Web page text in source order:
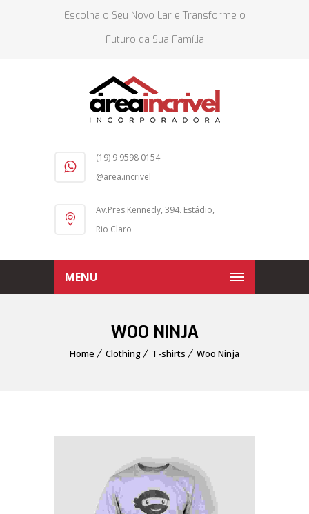
Escolha o Seu Novo Lar e Transforme o
Futuro da Sua Família
(19) 9 9598 0154
@area.incrivel
Av.Pres.Kennedy, 394. Estádio,
Rio Claro
MENU
WOO NINJA
Home Clothing T-shirts Woo Ninja